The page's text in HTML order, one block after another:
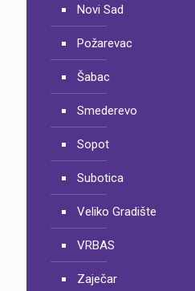
Novi Sad
Požarevac
Šabac
Smederevo
Sopot
Subotica
Veliko Gradište
VRBAS
Zaječar